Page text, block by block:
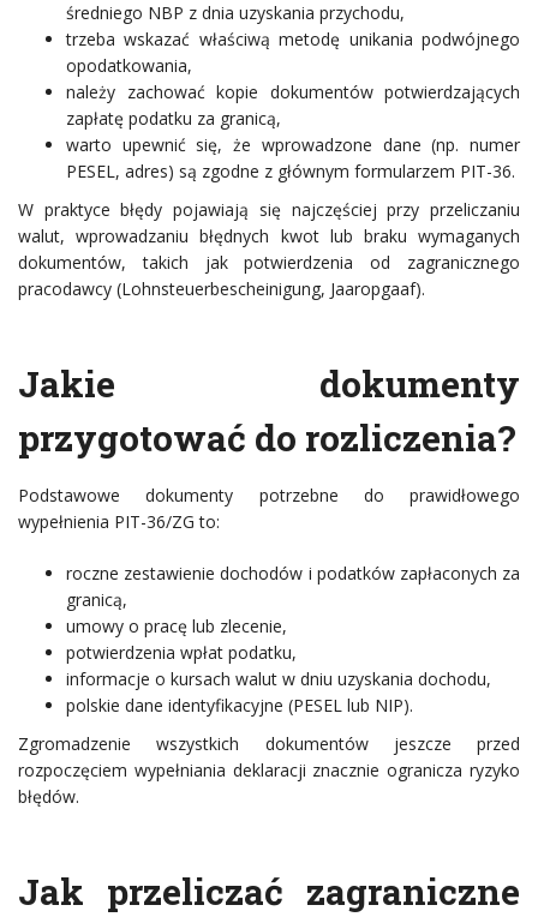
średniego NBP z dnia uzyskania przychodu,
trzeba wskazać właściwą metodę unikania podwójnego
opodatkowania,
należy zachować kopie dokumentów potwierdzających
zapłatę podatku za granicą,
warto upewnić się, że wprowadzone dane (np. numer
PESEL, adres) są zgodne z głównym formularzem PIT-36.
W praktyce błędy pojawiają się najczęściej przy przeliczaniu
walut, wprowadzaniu błędnych kwot lub braku wymaganych
dokumentów, takich jak potwierdzenia od zagranicznego
pracodawcy (Lohnsteuerbescheinigung, Jaaropgaaf).
Jakie dokumenty
przygotować do rozliczenia?
Podstawowe dokumenty potrzebne do prawidłowego
wypełnienia PIT-36/ZG to:
roczne zestawienie dochodów i podatków zapłaconych za
granicą,
umowy o pracę lub zlecenie,
potwierdzenia wpłat podatku,
informacje o kursach walut w dniu uzyskania dochodu,
polskie dane identyfikacyjne (PESEL lub NIP).
Zgromadzenie wszystkich dokumentów jeszcze przed
rozpoczęciem wypełniania deklaracji znacznie ogranicza ryzyko
błędów.
Jak przeliczać zagraniczne